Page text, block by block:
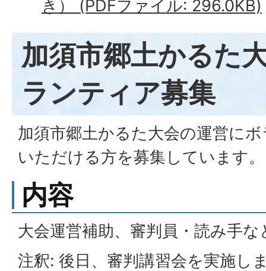
き） (PDFファイル: 296.0KB)
加須市郷土かるた
ランティア募集
加須市郷土かるた大会の運営に
いただける方を募集しています。
内容
大会運営補助、審判員・読み手な
注釈: 後日、審判講習会を実施し